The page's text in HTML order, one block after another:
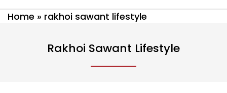
Home » rakhoi sawant lifestyle
Rakhoi Sawant Lifestyle